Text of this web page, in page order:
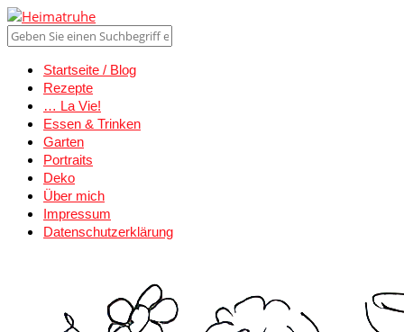
Startseite / Blog
Rezepte
… La Vie!
Essen & Trinken
Garten
Portraits
Deko
Über mich
Impressum
Datenschutzerklärung